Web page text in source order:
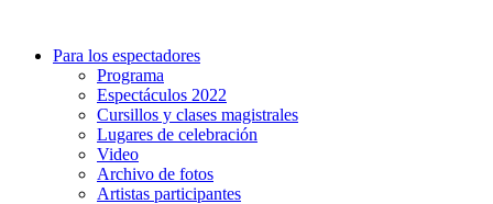
Para los espectadores
Programa
Espectáculos 2022
Cursillos y clases magistrales
Lugares de celebración
Video
Archivo de fotos
Artistas participantes